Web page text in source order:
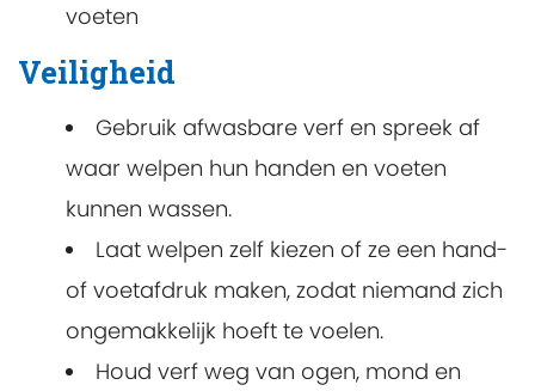
voeten
Veiligheid
Gebruik afwasbare verf en spreek af
waar welpen hun handen en voeten
kunnen wassen.
Laat welpen zelf kiezen of ze een hand-
of voetafdruk maken, zodat niemand zich
ongemakkelijk hoeft te voelen.
Houd verf weg van ogen, mond en